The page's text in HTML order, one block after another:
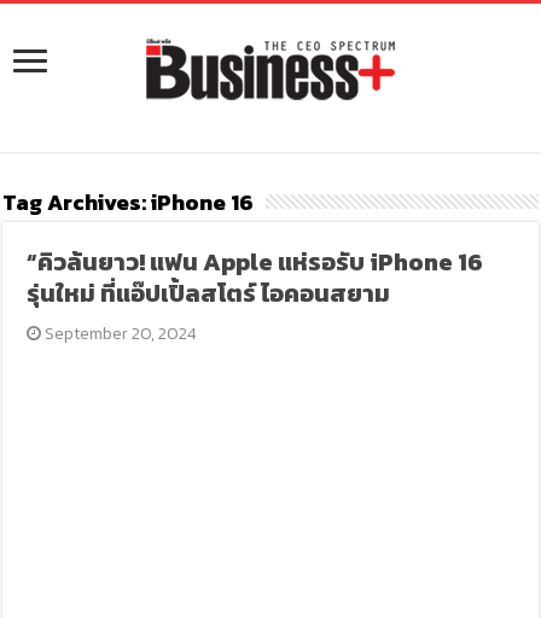
Tag Archives:iPhone 16
“คิวล้นยาว! แฟน Apple แห่รอรับ iPhone 16
รุ่นใหม่ ที่แอ๊ปเปิ้ลสโตร์ ไอคอนสยาม
September 20, 2024